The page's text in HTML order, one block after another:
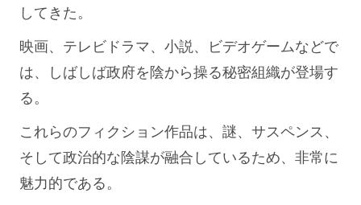
してきた。
映画、テレビドラマ、小説、ビデオゲームなどで
は、しばしば政府を陰から操る秘密組織が登場す
る。
これらのフィクション作品は、謎、サスペンス、
そして政治的な陰謀が融合しているため、非常に
魅力的である。